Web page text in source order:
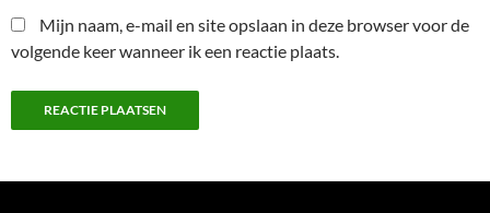
Mijn naam, e-mail en site opslaan in deze browser voor de
volgende keer wanneer ik een reactie plaats.